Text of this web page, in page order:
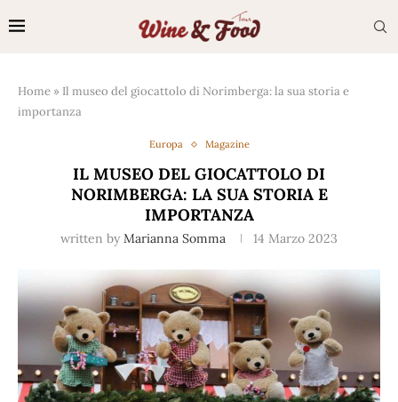
Home » Il museo del giocattolo di Norimberga: la sua storia e
importanza
Europa Magazine
IL MUSEO DEL GIOCATTOLO DI
NORIMBERGA: LA SUA STORIA E
IMPORTANZA
written by Marianna Somma 14 Marzo 2023